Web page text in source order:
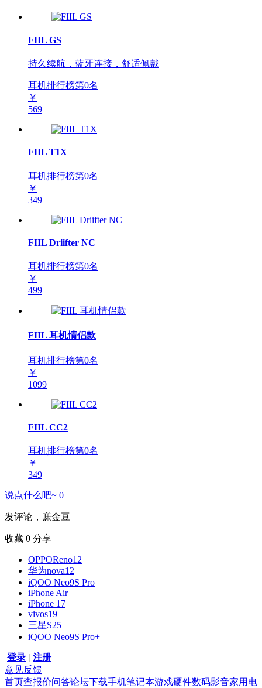
FIIL GS
持久续航，蓝牙连接，舒适佩戴
耳机排行榜第0名
￥
569
FIIL T1X
耳机排行榜第0名
￥
349
FIIL Driifter NC
耳机排行榜第0名
￥
499
FIIL 耳机情侣款
耳机排行榜第0名
￥
1099
FIIL CC2
耳机排行榜第0名
￥
349
说点什么吧~ 0
发评论，赚金豆
收藏 0 分享
OPPOReno12
华为nova12
iQOO Neo9S Pro
iPhone Air
iPhone 17
vivos19
三星S25
iQOO Neo9S Pro+
登录 | 注册
意见反馈
首页查报价问答论坛下载手机笔记本游戏硬件数码影音家用电